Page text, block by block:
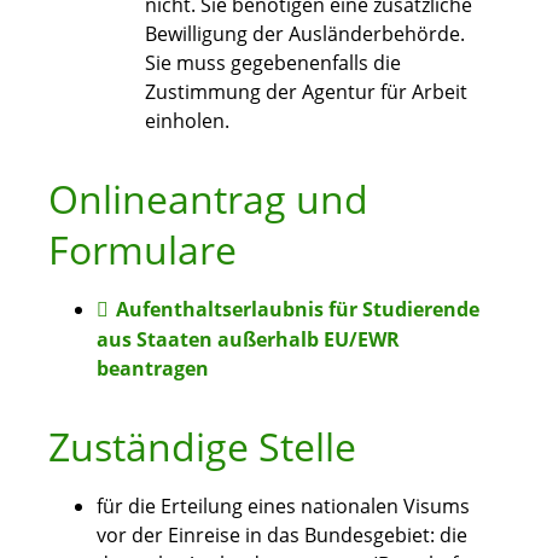
Bewilligung der Ausländerbehörde.
Sie muss gegebenenfalls die
Zustimmung der Agentur für Arbeit
einholen.
Onlineantrag und
Formulare
Aufenthaltserlaubnis für Studierende
aus Staaten außerhalb EU/EWR
beantragen
Zuständige Stelle
für die Erteilung eines nationalen Visums
vor der Einreise in das Bundesgebiet: die